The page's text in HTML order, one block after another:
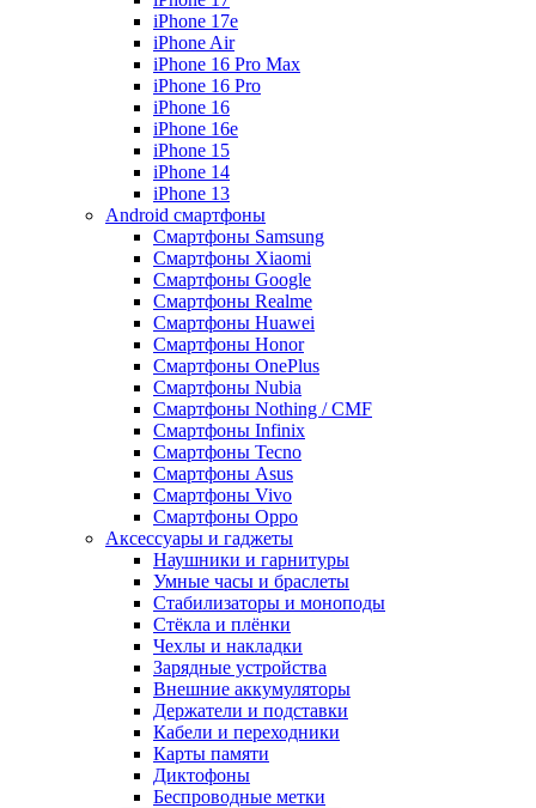
iPhone 17e
iPhone Air
iPhone 16 Pro Max
iPhone 16 Pro
iPhone 16
iPhone 16e
iPhone 15
iPhone 14
iPhone 13
Android cмартфоны
Смартфоны Samsung
Смартфоны Xiaomi
Смартфоны Google
Смартфоны Realme
Смартфоны Huawei
Смартфоны Honor
Смартфоны OnePlus
Смартфоны Nubia
Смартфоны Nothing / CMF
Смартфоны Infinix
Смартфоны Tecno
Смартфоны Asus
Смартфоны Vivo
Смартфоны Oppo
Аксессуары и гаджеты
Наушники и гарнитуры
Умные часы и браслеты
Стабилизаторы и моноподы
Стёкла и плёнки
Чехлы и накладки
Зарядные устройства
Внешние аккумуляторы
Держатели и подставки
Кабели и переходники
Карты памяти
Диктофоны
Беспроводные метки